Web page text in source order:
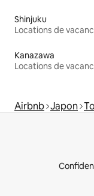
Shinjuku
Locations de
Kanazawa
Locations de
Airbnb Japon